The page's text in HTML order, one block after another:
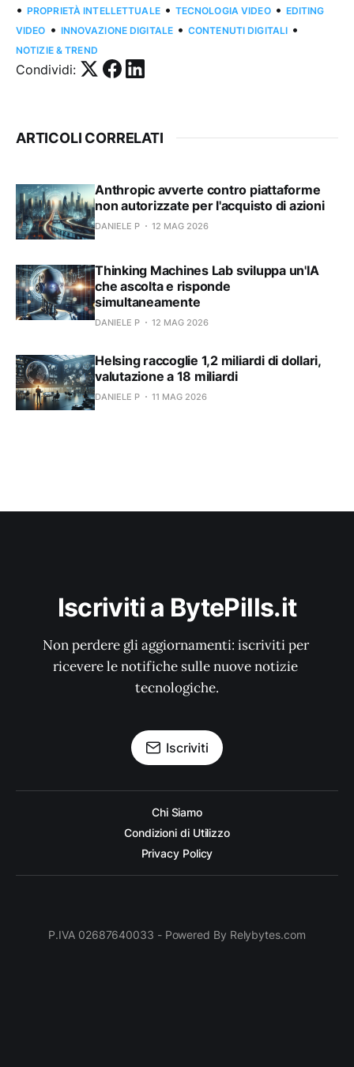
• PROPRIETÀ INTELLETTUALE • TECNOLOGIA VIDEO • EDITING
VIDEO • INNOVAZIONE DIGITALE • CONTENUTI DIGITALI •
NOTIZIE & TREND
Condividi:
ARTICOLI CORRELATI
Anthropic avverte contro piattaforme
non autorizzate per l'acquisto di azioni
DANIELE P 12 MAG 2026
Thinking Machines Lab sviluppa un'IA
che ascolta e risponde
simultaneamente
DANIELE P 12 MAG 2026
Helsing raccoglie 1,2 miliardi di dollari,
valutazione a 18 miliardi
DANIELE P 11 MAG 2026
Iscriviti a BytePills.it
Non perdere gli aggiornamenti: iscriviti per
ricevere le notifiche sulle nuove notizie
tecnologiche.
Iscriviti
Chi Siamo
Condizioni di Utilizzo
Privacy Policy
P.IVA 02687640033 - Powered By Relybytes.com